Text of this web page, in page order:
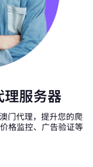
理服务器
门代理，提升您的爬
格监控、广告验证等